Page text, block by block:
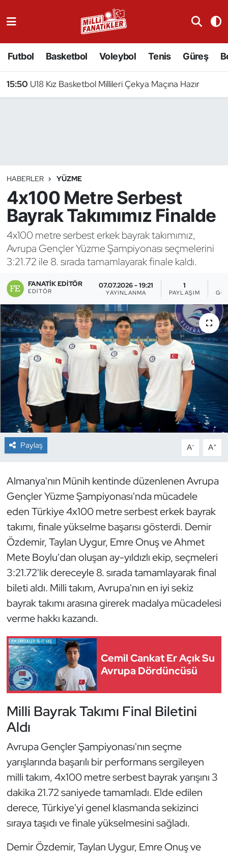
Futbol Basketbol Voleybol Tenis Güreş
15:50 U18 Kız Basketbol Millileri Çekya Maçına Hazır
HABERLER YÜZME
4x100 Metre Serbest
Bayrak Takımımız Finalde
4x100 metre serbest erkek bayrak takımımız,
Avrupa Gençler Yüzme Şampiyonası seçmelerini
3:21.72 ile 8. sırada tamamlayarak finale kaldı.
FANATIK EDITÖR
EDITÖR
07.07.2026 - 19:21
YAYINLANMA
1
PAYLAŞIM
Paylaş A- A+
Almanya'nın Münih kentinde düzenlenen Avrupa
Gençler Yüzme Şampiyonası'nda mücadele
eden Türkiye 4x100 metre serbest erkek bayrak
takımı, finale yükselme başarısı gösterdi. Demir
Özdemir, Taylan Uygur, Emre Onuş ve Ahmet
Mete Boylu'dan oluşan ay-yıldızlı ekip, seçmeleri
3:21.72'lik dereceyle 8. sırada tamamlayarak final
bileti aldı. Milli takım, Avrupa'nın en iyi sekiz
bayrak takımı arasına girerek madalya mücadelesi
verme hakkı kazandı.
Cemil Cankat Er Açık Su
Avrupa Dördüncüsü
Milli Bayrak Takımı Final Biletini
Aldı
Avrupa Gençler Şampiyonası'nın seçme
yarışlarında başarılı bir performans sergileyen
milli takım, 4x100 metre serbest bayrak yarışını 3
dakika 21.72 saniyede tamamladı. Elde edilen
derece, Türkiye'yi genel klasmanda sekizinci
sıraya taşıdı ve finale yükselmesini sağladı.
Demir Özdemir, Taylan Uygur, Emre Onuş ve
Badminton
Binicilik
Bisiklet
Bocce Bowling Dart
Buz Hokeyi
Buz Pateni
Çim Hokeyi
Cimnastik
Curling
Dağcılık
Dans Sporları
Dövüş Sanatı
E-Spor
Eskrim
Futbol
Futsal
Genel
Golf
Güreş
Halter
Hentbol
İşitme Engelli Sporcular
Judo ve Kuraş
Kano ve Rafting